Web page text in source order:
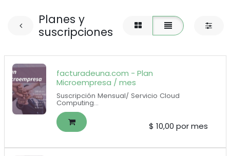
Planes y
suscripciones
facturadeuna.com - Plan
Microempresa / mes
Suscripción Mensual/ Servicio Cloud
Computing
100 documentos electrónicos incluidos
($0.10 por documento adicional)
1 usuarios para el auxiliar contable + 1
usuario para el contador
$ 10,00 por mes